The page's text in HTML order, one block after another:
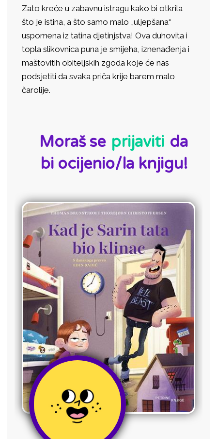
Zato kreće u zabavnu istragu kako bi otkrila
što je istina, a što samo malo „uljepšana“
uspomena iz tatina djetinjstva! Ova duhovita i
topla slikovnica puna je smijeha, iznenađenja i
maštovitih obiteljskih zgoda koje će nas
podsjetiti da svaka priča krije barem malo
čarolije.
Moraš se prijaviti da
bi ocijenio/la knjigu!